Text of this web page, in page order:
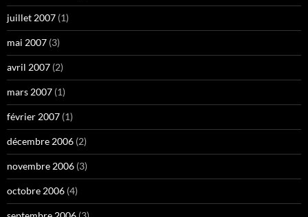
juillet 2007 (1)
mai 2007 (3)
avril 2007 (2)
mars 2007 (1)
février 2007 (1)
décembre 2006 (2)
novembre 2006 (3)
octobre 2006 (4)